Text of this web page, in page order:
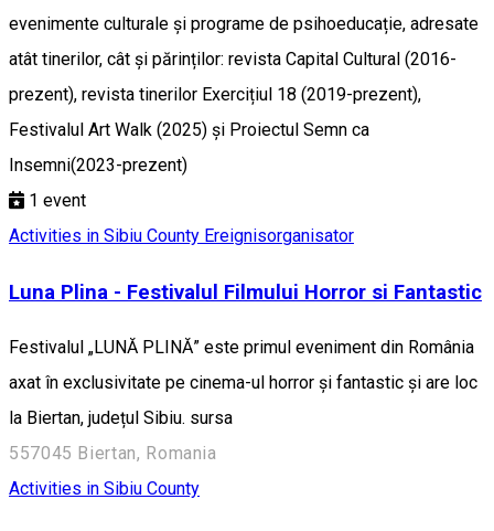
evenimente culturale și programe de psihoeducație, adresate
atât tinerilor, cât și părinților: revista Capital Cultural (2016-
prezent), revista tinerilor Exercițiul 18 (2019-prezent),
Festivalul Art Walk (2025) și Proiectul Semn ca
Insemni(2023-prezent)
1 event
Activities in Sibiu County Ereignisorganisator
Luna Plina - Festivalul Filmului Horror si Fantastic
Festivalul „LUNĂ PLINĂ” este primul eveniment din România
axat în exclusivitate pe cinema-ul horror și fantastic și are loc
la Biertan, județul Sibiu. sursa
557045 Biertan, Romania
Activities in Sibiu County